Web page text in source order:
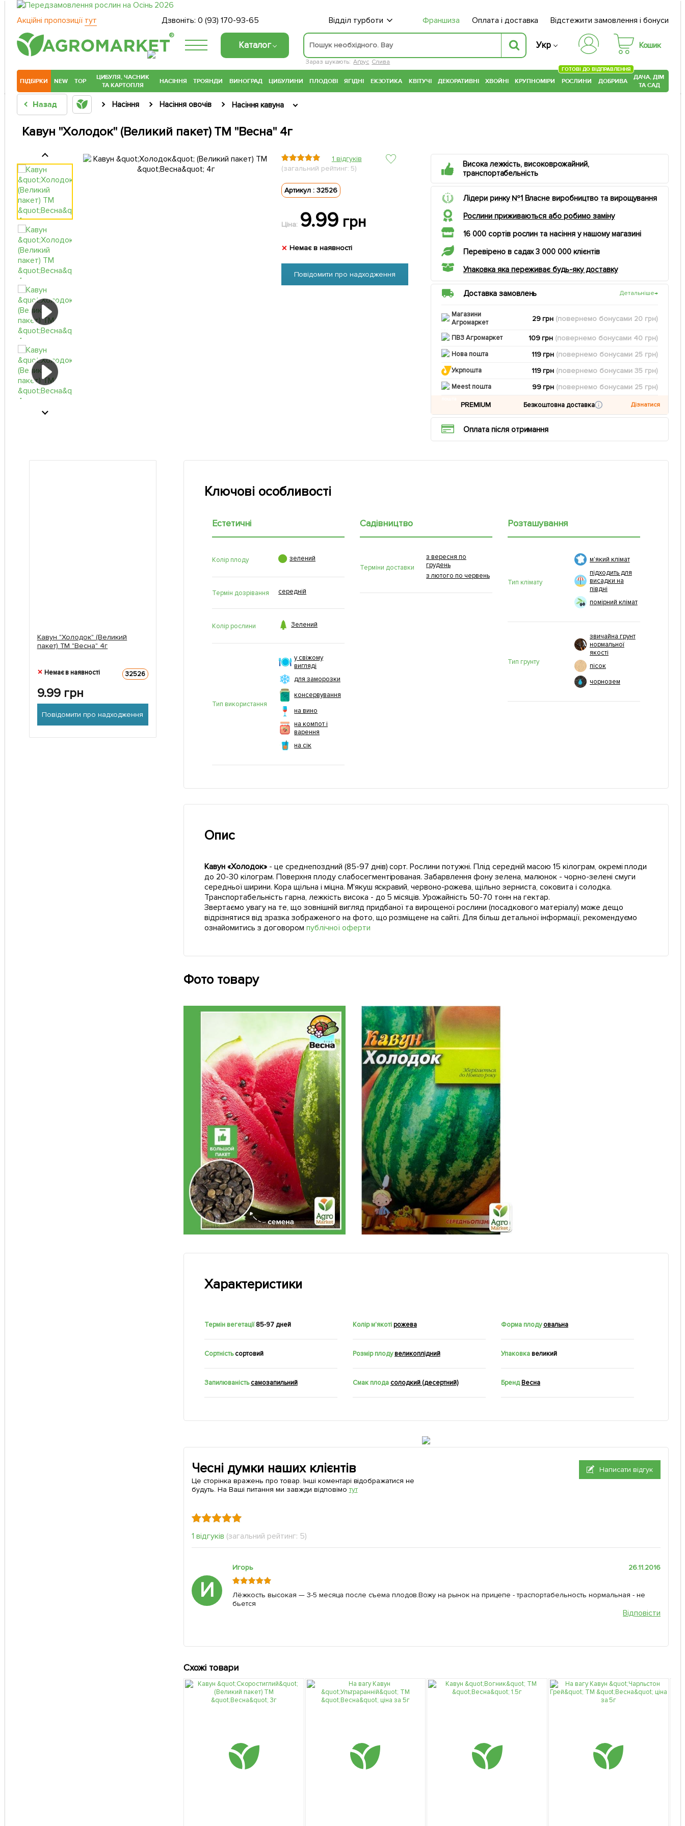
Акційні пропозиції тут Дзвоніть: 0 (93) 170-93-65 Відділ турботи Франшиза Оплата і доставка Відстежити замовлення і бонуси
®
Каталог
Зараз шукають: Аґрус Слива
Укр Кошик
ПІДБІРКИ NEW TOP
ЦИБУЛЯ, ЧАСНИК
ТА КАРТОПЛЯ
НАСІННЯ ТРОЯНДИ ВИНОГРАД ЦИБУЛИНИ ПЛОДОВІ ЯГІДНІ ЕКЗОТИКА КВІТУЧІ ДЕКОРАТИВНІ ХВОЙНІ КРУПНОМІРИ РОСЛИНИ
ГОТОВІ ДО ВІДПРАВЛЕННЯ
ДОБРИВА
ДАЧА, ДІМ
ТА САД
Назад Насіння Насіння овочів Насіння кавуна
Кавун "Холодок" (Великий пакет) ТМ "Весна" 4г
1 відгуків
(загальний рейтинг: 5)
Артикул : 32526
Ціна: 9.99 грн
Немає в наявності
Повідомити про надходження
Висока лежкість, високоврожайний,
транспортабельність
Лідери ринку №1 Власне виробництво та вирощування
Рослини приживаються або робимо заміну
16 000 сортів рослин та насіння у нашому магазині
Перевірено в садах 3 000 000 клієнтів
Упаковка яка переживає будь-яку доставку
Доставка замовлень Детальніше→
Магазини
Агромаркет
29 грн (повернемо бонусами 20 грн)
ПВЗ Агромаркет 109 грн (повернемо бонусами 40 грн)
Нова пошта 119 грн (повернемо бонусами 25 грн)
Укрпошта 119 грн (повернемо бонусами35 грн)
Meest пошта 99 грн (повернемо бонусами 25 грн)
PREMIUM Безкоштовна доставка Дізнатися
Оплата після отримання
Кавун "Холодок" (Великий
пакет) ТМ "Весна" 4г
Немає в наявності 32526
9.99грн
Повідомити про надходження
Ключові особливості
Естетичні
Колір плоду  зелений
Термін дозрівання середній
Колір рослини  Зелений
Тип використання
у свіжому
вигляді
для заморозки
консервування
на вино
на компот і
варення
на сік
Садівництво
Терміни доставки
з вересня по
грудень
з лютого по червень
Розташування
Тип клімату
м'який клімат
підходить для
висадки на
півдні
помірний клімат
Тип грунту
звичайна грунт
нормальної
якості
пісок
чорнозем
Опис
Кавун «Холодок» - це среднепоздний (85-97 днів) сорт. Рослини потужні. Плід середній масою 15 кілограм, окремі плоди
до 20-30 кілограм. Поверхня плоду слабосегментірованая. Забарвлення фону зелена, малюнок - чорно-зелені смуги
середньої ширини. Кора щільна і міцна. М'якуш яскравий, червоно-рожева, щільно зерниста, соковита і солодка.
Транспортабельність гарна, лежкість висока - до 5 місяців. Урожайність 50-70 тонн на гектар.
Звертаємо увагу на те, що зовнішній вигляд придбаної та вирощеної рослини (посадкового матеріалу) може дещо
відрізнятися від зразка зображеного на фото, що розміщене на сайті. Для більш детальної інформації, рекомендуємо
ознайомитись з договором публічної оферти
Фото товару
Характеристики
Термін вегетації 85-97 дней Колір м'якотірожева Форма плоду овальна
Сортність сортовий Розмір плодувеликоплідний Упаковкавеликий
Запилюваність самозапильний Смак плода солодкий (десертний) БрендВесна
Чесні думки наших клієнтів
Написати відгук
Це сторінка вражень про товар. Інші коментарі відображатися не
будуть. На Ваші питання ми завжди відповімо тут
1 відгуків (загальний рейтинг: 5)
И
Игорь 26.11.2016
Лёжкость высокая — 3-5 месяца после съема плодов.Вожу на рынок на прицепе - траспортабельность нормальная - не
бьется
Відповісти
Схожі товари